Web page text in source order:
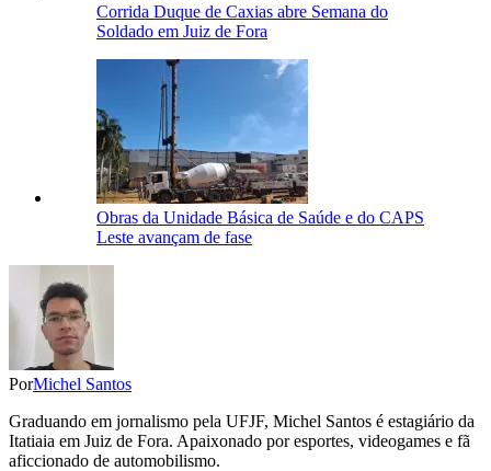
Corrida Duque de Caxias abre Semana do
Soldado em Juiz de Fora
Obras da Unidade Básica de Saúde e do CAPS
Leste avançam de fase
PorMichel Santos
Graduando em jornalismo pela UFJF, Michel Santos é estagiário da
Itatiaia em Juiz de Fora. Apaixonado por esportes, videogames e fã
aficcionado de automobilismo.